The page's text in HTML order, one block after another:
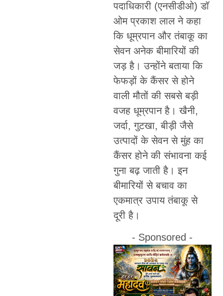
पदाधिकारी (एनसीडीओ) डॉ
ओम प्रकाश लाल ने कहा
कि धूम्रपान और तंबाकू का
सेवन अनेक बीमारियों की
जड़ है। उन्होंने बताया कि
फेफड़ों के कैंसर से होने
वाली मौतों की सबसे बड़ी
वजह धूम्रपान है। खैनी,
जर्दा, गुटखा, बीड़ी जैसे
उत्पादों के सेवन से मुंह का
कैंसर होने की संभावना कई
गुना बढ़ जाती है। इन
बीमारियों से बचाव का
एकमात्र उपाय तंबाकू से
दूरी है।
- Sponsored -